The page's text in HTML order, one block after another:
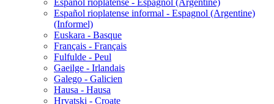
Español rioplatense - Espagnol (Argentine)
Español rioplatense informal - Espagnol (Argentine)
(Informel)
Euskara - Basque
Français - Français
Fulfulde - Peul
Gaeilge - Irlandais
Galego - Galicien
Hausa - Hausa
Hrvatski - Croate